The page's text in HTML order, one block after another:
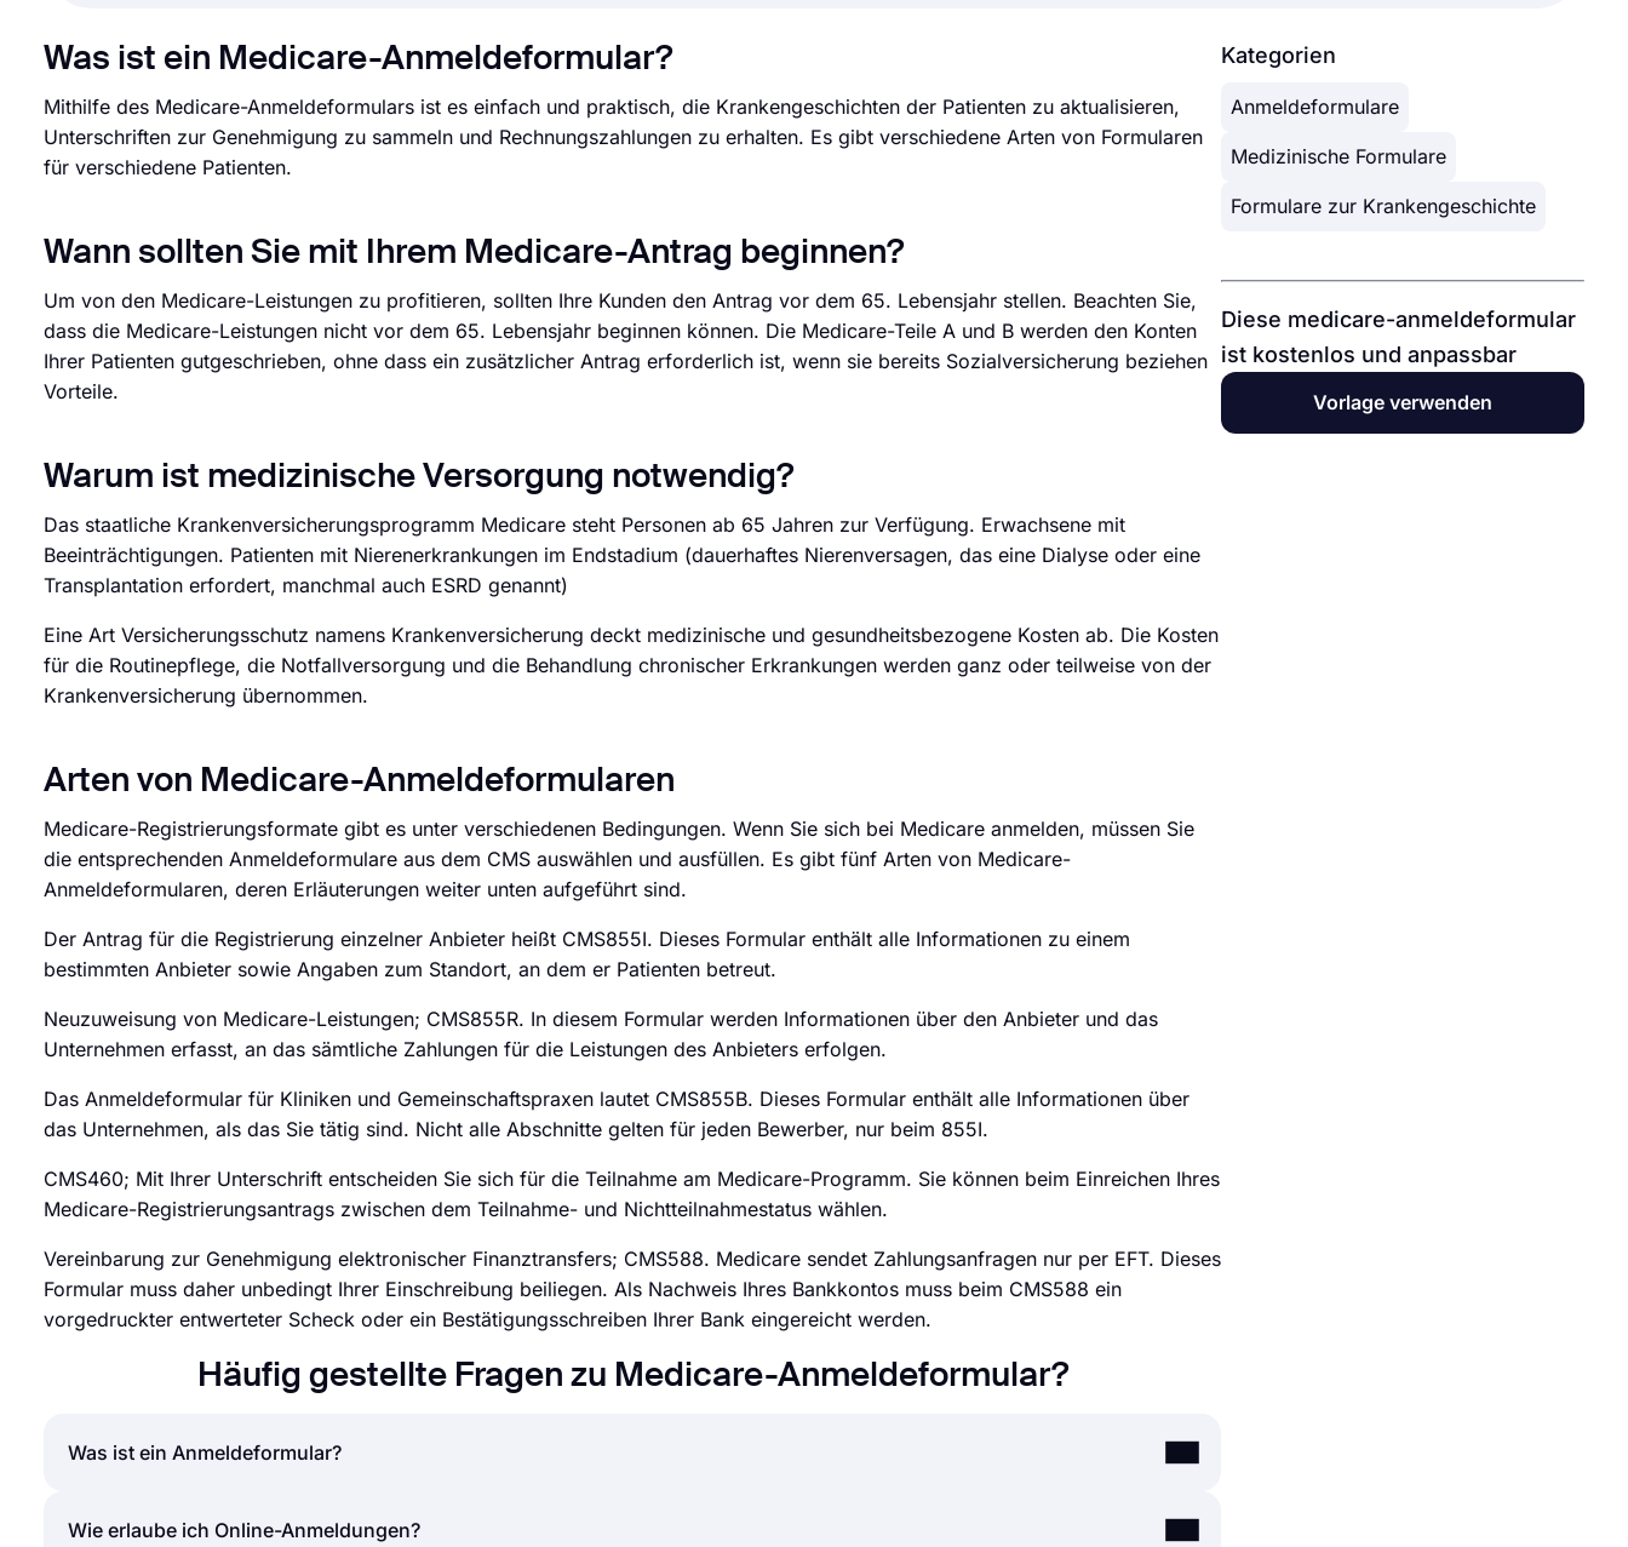
Was ist ein Medicare-Anmeldeformular?
Mithilfe des Medicare-Anmeldeformulars ist es einfach und praktisch, die Krankengeschichten der Patienten zu aktualisieren,
Unterschriften zur Genehmigung zu sammeln und Rechnungszahlungen zu erhalten. Es gibt verschiedene Arten von Formularen
für verschiedene Patienten.
Wann sollten Sie mit Ihrem Medicare-Antrag beginnen?
Um von den Medicare-Leistungen zu profitieren, sollten Ihre Kunden den Antrag vor dem 65. Lebensjahr stellen. Beachten Sie,
dass die Medicare-Leistungen nicht vor dem 65. Lebensjahr beginnen können. Die Medicare-Teile A und B werden den Konten
Ihrer Patienten gutgeschrieben, ohne dass ein zusätzlicher Antrag erforderlich ist, wenn sie bereits Sozialversicherung beziehen
Vorteile.
Warum ist medizinische Versorgung notwendig?
Das staatliche Krankenversicherungsprogramm Medicare steht Personen ab 65 Jahren zur Verfügung. Erwachsene mit
Beeinträchtigungen. Patienten mit Nierenerkrankungen im Endstadium (dauerhaftes Nierenversagen, das eine Dialyse oder eine
Transplantation erfordert, manchmal auch ESRD genannt)
Eine Art Versicherungsschutz namens Krankenversicherung deckt medizinische und gesundheitsbezogene Kosten ab. Die Kosten
für die Routinepflege, die Notfallversorgung und die Behandlung chronischer Erkrankungen werden ganz oder teilweise von der
Krankenversicherung übernommen.
Arten von Medicare-Anmeldeformularen
Medicare-Registrierungsformate gibt es unter verschiedenen Bedingungen. Wenn Sie sich bei Medicare anmelden, müssen Sie
die entsprechenden Anmeldeformulare aus dem CMS auswählen und ausfüllen. Es gibt fünf Arten von Medicare-
Anmeldeformularen, deren Erläuterungen weiter unten aufgeführt sind.
Der Antrag für die Registrierung einzelner Anbieter heißt CMS855I. Dieses Formular enthält alle Informationen zu einem
bestimmten Anbieter sowie Angaben zum Standort, an dem er Patienten betreut.
Neuzuweisung von Medicare-Leistungen; CMS855R. In diesem Formular werden Informationen über den Anbieter und das
Unternehmen erfasst, an das sämtliche Zahlungen für die Leistungen des Anbieters erfolgen.
Das Anmeldeformular für Kliniken und Gemeinschaftspraxen lautet CMS855B. Dieses Formular enthält alle Informationen über
das Unternehmen, als das Sie tätig sind. Nicht alle Abschnitte gelten für jeden Bewerber, nur beim 855I.
CMS460; Mit Ihrer Unterschrift entscheiden Sie sich für die Teilnahme am Medicare-Programm. Sie können beim Einreichen Ihres
Medicare-Registrierungsantrags zwischen dem Teilnahme- und Nichtteilnahmestatus wählen.
Vereinbarung zur Genehmigung elektronischer Finanztransfers; CMS588. Medicare sendet Zahlungsanfragen nur per EFT. Dieses
Formular muss daher unbedingt Ihrer Einschreibung beiliegen. Als Nachweis Ihres Bankkontos muss beim CMS588 ein
vorgedruckter entwerteter Scheck oder ein Bestätigungsschreiben Ihrer Bank eingereicht werden.
Häufig gestellte Fragen zu Medicare-Anmeldeformular?
Was ist ein Anmeldeformular?
Ein Registrierungsformular ist ein Dokument zum Sammeln von Daten und zur Unterstützung der Anmeldung für einen
Wie erlaube ich Online-Anmeldungen?
Kategorien
Anmeldeformulare
Medizinische Formulare
Formulare zur Krankengeschichte
Diese medicare-anmeldeformular
ist kostenlos und anpassbar
Vorlage verwenden